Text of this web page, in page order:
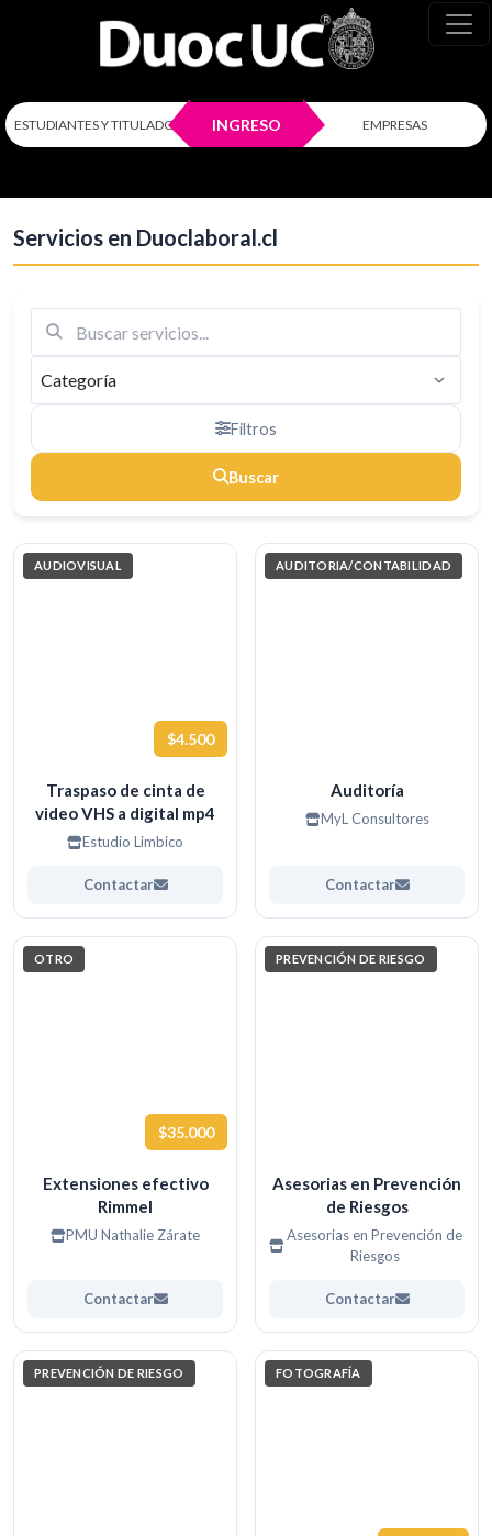
ESTUDIANTES Y TITULADOS INGRESO EMPRESAS
Servicios en Duoclaboral.cl
Filtros
Buscar
Buscar
AUDIOVISUAL
$4.500
Traspaso de cinta de
video VHS a digital mp4
Estudio Limbico
Contactar
AUDITORIA/CONTABILIDAD
Auditoría
MyL Consultores
Contactar
OTRO
$35.000
Extensiones efectivo
Rimmel
PMU Nathalie Zárate
Contactar
PREVENCIÓN DE RIESGO
Asesorias en Prevención
de Riesgos
Asesorias en Prevención de
Riesgos
Contactar
PREVENCIÓN DE RIESGO FOTOGRAFÍA